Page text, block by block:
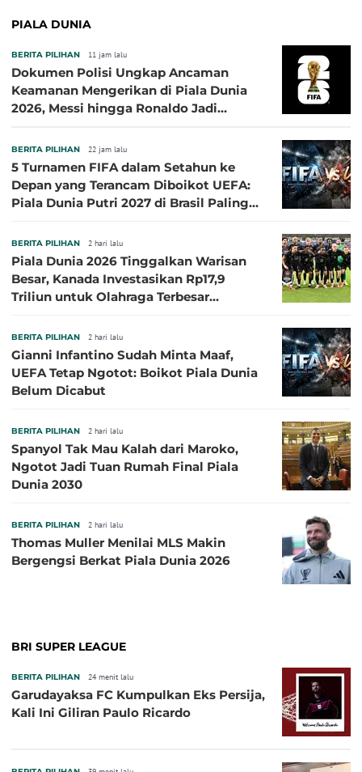
PIALA DUNIA
BERITA PILIHAN 11 jam lalu
Dokumen Polisi Ungkap Ancaman
Keamanan Mengerikan di Piala Dunia
2026, Messi hingga Ronaldo Jadi
BERITA PILIHAN 22 jam lalu
5 Turnamen FIFA dalam Setahun ke
Depan yang Terancam Diboikot UEFA:
Piala Dunia Putri 2027 di Brasil Paling
BERITA PILIHAN 2 hari lalu
Piala Dunia 2026 Tinggalkan Warisan
Besar, Kanada Investasikan Rp17,9
Triliun untuk Olahraga Terbesar
BERITA PILIHAN 2 hari lalu
Gianni Infantino Sudah Minta Maaf,
UEFA Tetap Ngotot: Boikot Piala Dunia
Belum Dicabut
BERITA PILIHAN 2 hari lalu
Spanyol Tak Mau Kalah dari Maroko,
Ngotot Jadi Tuan Rumah Final Piala
Dunia 2030
BERITA PILIHAN 2 hari lalu
Thomas Muller Menilai MLS Makin
Bergengsi Berkat Piala Dunia 2026
BRI SUPER LEAGUE
BERITA PILIHAN 24 menit lalu
Garudayaksa FC Kumpulkan Eks Persija,
Kali Ini Giliran Paulo Ricardo